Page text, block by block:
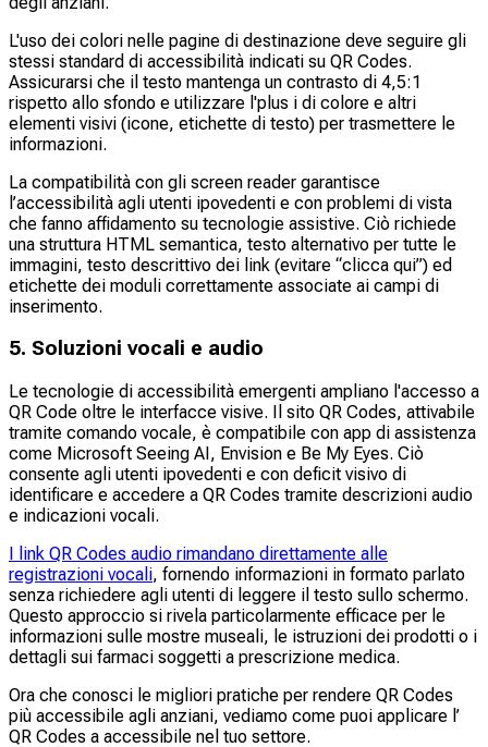
L'uso dei colori nelle pagine di destinazione deve seguire gli
stessi standard di accessibilità indicati su QR Codes.
Assicurarsi che il testo mantenga un contrasto di 4,5:1
rispetto allo sfondo e utilizzare l'plus i di colore e altri
elementi visivi (icone, etichette di testo) per trasmettere le
informazioni.
La compatibilità con gli screen reader garantisce
l’accessibilità agli utenti ipovedenti e con problemi di vista
che fanno affidamento su tecnologie assistive. Ciò richiede
una struttura HTML semantica, testo alternativo per tutte le
immagini, testo descrittivo dei link (evitare “clicca qui”) ed
etichette dei moduli correttamente associate ai campi di
inserimento.
5. Soluzioni vocali e audio
Le tecnologie di accessibilità emergenti ampliano l'accesso a
QR Code oltre le interfacce visive. Il sito QR Codes, attivabile
tramite comando vocale, è compatibile con app di assistenza
come Microsoft Seeing AI, Envision e Be My Eyes. Ciò
consente agli utenti ipovedenti e con deficit visivo di
identificare e accedere a QR Codes tramite descrizioni audio
e indicazioni vocali.​
I link QR Codes audio rimandano direttamente alle
registrazioni vocali, fornendo informazioni in formato parlato
senza richiedere agli utenti di leggere il testo sullo schermo.
Questo approccio si rivela particolarmente efficace per le
informazioni sulle mostre museali, le istruzioni dei prodotti o i
dettagli sui farmaci soggetti a prescrizione medica.
Ora che conosci le migliori pratiche per rendere QR Codes
più accessibile agli anziani, vediamo come puoi applicare l’
QR Codes a accessibile nel tuo settore.